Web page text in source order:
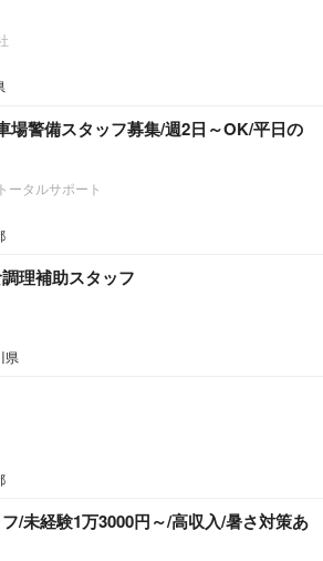
場警備スタッフ募集/週2日～OK/平日の
ータルサポート
理補助スタッフ
県
/未経験1万3000円～/高収入/暑さ対策あ